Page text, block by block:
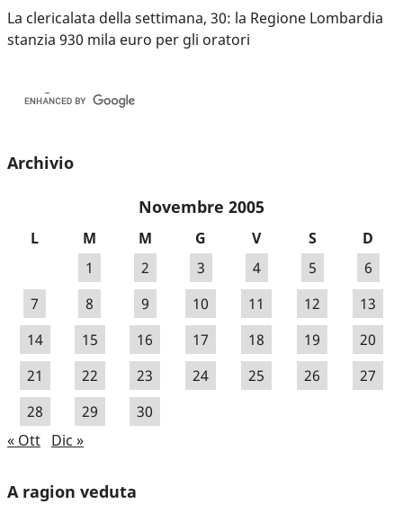
La clericalata della settimana, 30: la Regione Lombardia
stanzia 930 mila euro per gli oratori
Archivio
Novembre 2005
L M M G V S
D
1
2 3 4 5
6
7
8 9 10 11 12
13
14
15 16 17 18 19
20
21
22 23 24 25 26
27
28
29
30
« Ott Dic »
A ragion veduta